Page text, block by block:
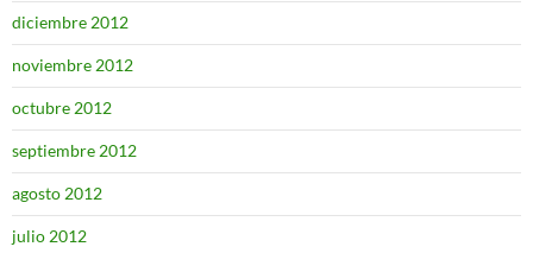
diciembre 2012
noviembre 2012
octubre 2012
septiembre 2012
agosto 2012
julio 2012